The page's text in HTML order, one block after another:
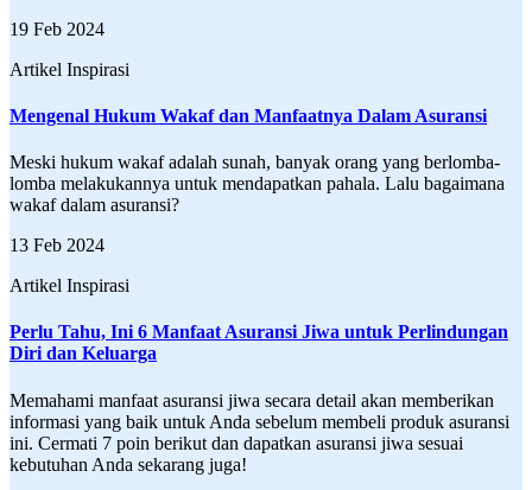
19 Feb 2024
Artikel Inspirasi
Mengenal Hukum Wakaf dan Manfaatnya Dalam Asuransi
Meski hukum wakaf adalah sunah, banyak orang yang berlomba-
lomba melakukannya untuk mendapatkan pahala. Lalu bagaimana
wakaf dalam asuransi?
13 Feb 2024
Artikel Inspirasi
Perlu Tahu, Ini 6 Manfaat Asuransi Jiwa untuk Perlindungan
Diri dan Keluarga
Memahami manfaat asuransi jiwa secara detail akan memberikan
informasi yang baik untuk Anda sebelum membeli produk asuransi
ini. Cermati 7 poin berikut dan dapatkan asuransi jiwa sesuai
kebutuhan Anda sekarang juga!